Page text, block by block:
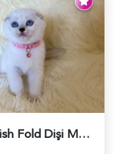
Scottish Fold Dişi Mükemmel Yavrumuz - 5909